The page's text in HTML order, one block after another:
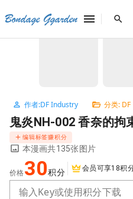
问题请联系客服。
Bondage Ggarden
首页 / DF / 鬼炎NH-
作者:DF Industry 分类: DF
鬼炎NH-002 香奈的拘
编辑标签赚积分
本漫画共135张图片
价格 30积分 会员可享18积
输入Key或使用积分下载